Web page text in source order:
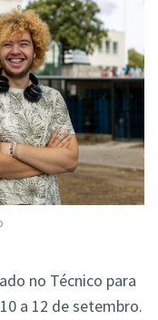
no Técnico para
a 12 de setembro.